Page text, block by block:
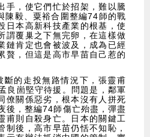
手，使它們忙於招架，難以騰
陳毅、粟裕合圍整編74師的戰
日本高新科技產業的根基，使
謂覆巢之下無完卵，在這樣做
鏈肯定也會被波及，成為已經
贅，但這是高市早苗自己惹的
斷的走投無路情況下，張靈甫
良崮堅守待援。問題是，鄰軍
僚關係惡劣，根本沒有人拼死
後，整編74師傷亡殆盡，彈盡
甫則自殺身亡。日本的關鍵工
制後，高市早苗仍恬不知恥，